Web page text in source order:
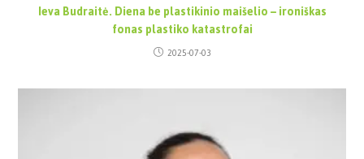
Ieva Budraitė. Diena be plastikinio maišelio – ironiškas
fonas plastiko katastrofai
2025-07-03